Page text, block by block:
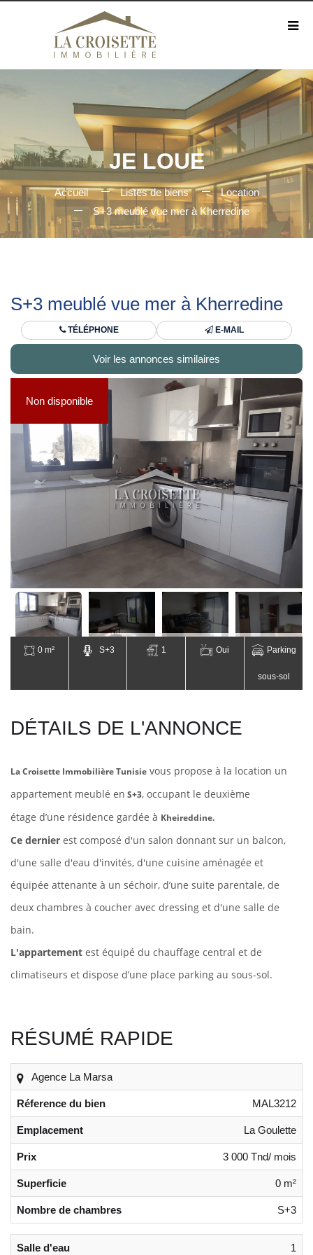
JE LOUE
Accueil Listes de biens
Location
S+3 meublé vue mer à Kherredine
S+3 meublé vue mer à Kherredine
TÉLÉPHONE E-MAIL
Voir les annonces similaires
Non disponible
0 m² S+3 1 Oui Parking
sous-sol
DÉTAILS DE L'ANNONCE
La Croisette Immobilière Tunisie vous propose à la location un
appartement meublé en S+3, occupant le deuxième
étage d’une résidence gardée à Kheireddine.
Ce dernier est composé d'un salon donnant sur un balcon,
d'une salle d'eau d'invités, d'une cuisine aménagée et
équipée attenante à un séchoir, d’une suite parentale, de
deux chambres à coucher avec dressing et d'une salle de
bain.
L'appartement est équipé du chauffage central et de
climatiseurs et dispose d’une place parking au sous-sol.
RÉSUMÉ RAPIDE
Agence La Marsa
Réference du bien MAL3212
Emplacement La Goulette
Prix 3 000 Tnd/ mois
Superficie 0 m²
Nombre de chambres S+3
Salle d'eau 1